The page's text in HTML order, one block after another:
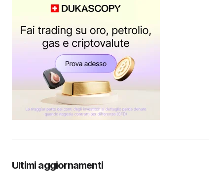
Ultimi aggiornamenti